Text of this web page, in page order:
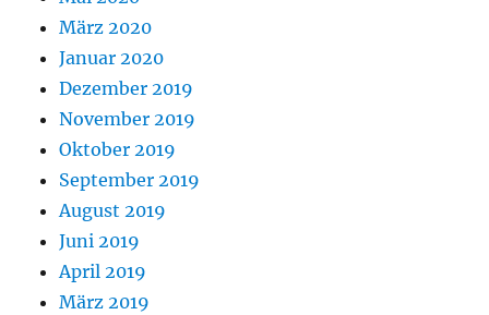
März 2020
Januar 2020
Dezember 2019
November 2019
Oktober 2019
September 2019
August 2019
Juni 2019
April 2019
März 2019